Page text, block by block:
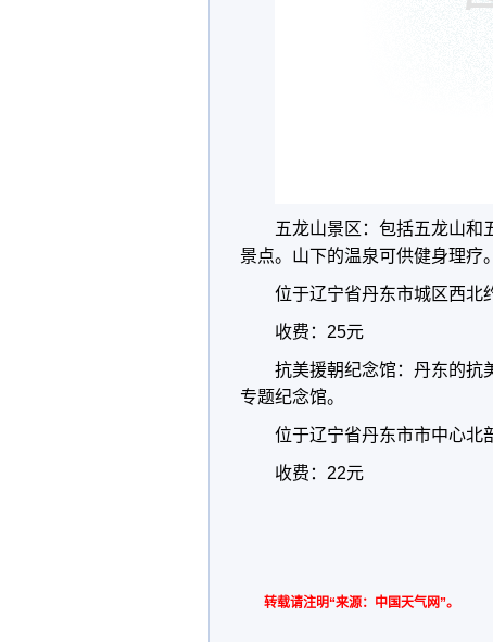
五龙山景区：包括五龙山和
景点。山下的温泉可供健身理疗。
位于辽宁省丹东市城区西北
收费：25元
抗美援朝纪念馆：丹东的抗
专题纪念馆。
位于辽宁省丹东市市中心北
收费：22元
转载请注明“来源：中国天气网”。